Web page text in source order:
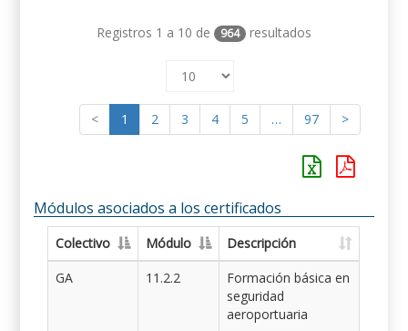
Registros 1 a 10 de 964 resultados
< 1 2 3 4 5 … 97 >
Módulos asociados a los certificados
Colectivo Módulo
Descripción
GA
11.2.2
Formación básica en
seguridad
aeroportuaria